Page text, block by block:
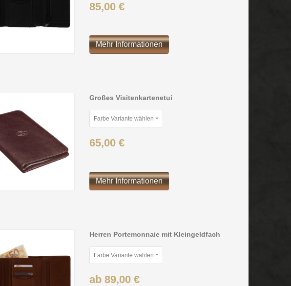
85,00 €
Mehr Informationen
Großes Visitenkartenetui
Farbe Variante wählen
65,00 €
Mehr Informationen
Herren Portemonnaie mit Kleingeldfach
Farbe Variante wählen
ab 89,00 €